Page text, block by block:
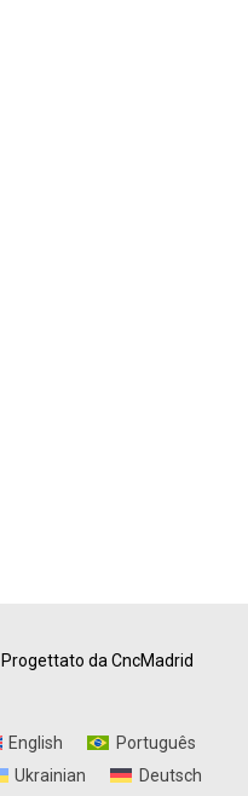
Progettato da CncMadrid
English
Português
Ukrainian Deutsch